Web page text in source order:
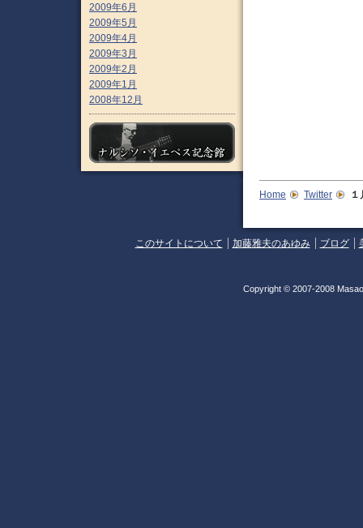
2009年6月
2009年5月
2009年4月
2009年3月
2009年2月
2009年1月
2008年12月
Home Twitter
このサイトについて 加藤雅夫のあゆみ ブログ
Copyright © 2007-2008